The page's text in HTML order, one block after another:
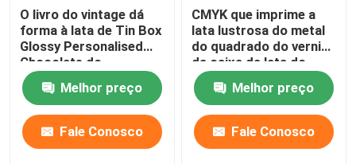
O livro do vintage dá
forma à lata de Tin Box
Glossy Personalised
Chocolate do
chocolate
Melhor preço
Fale Conosco
CMYK que imprime a
lata lustrosa do metal
do quadrado do verniz
da caixa da lata do
chocolate do zíper
Melhor preço
Fale Conosco